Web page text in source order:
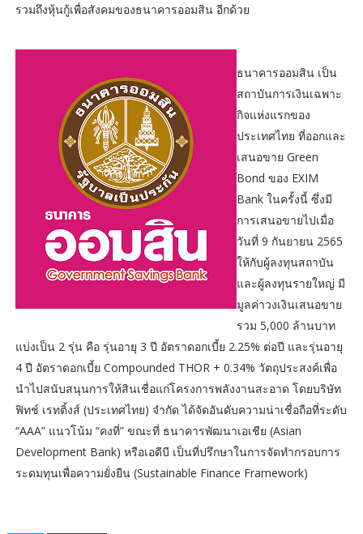
รวมถึงหุ้นกู้เพื่อสังคมของธนาคารออมสิน อีกด้วย
ธนาคารออมสิน เป็น
สถาบันการเงินเฉพาะ
กิจแห่งแรกของ
ประเทศไทย ที่ออกและ
เสนอขาย Green
Bond ของ EXIM
Bank ในครั้งนี้ ซึ่งมี
การเสนอขายไปเมื่อ
วันที่ 9 กันยายน 2565
ให้กับผู้ลงทุนสถาบัน
และผู้ลงทุนรายใหญ่ มี
มูลค่าวงเงินเสนอขาย
รวม 5,000 ล้านบาท
แบ่งเป็น 2 รุ่น คือ รุ่นอายุ 3 ปี อัตราดอกเบี้ย 2.25% ต่อปี และรุ่นอายุ
4 ปี อัตราดอกเบี้ย Compounded THOR + 0.34% วัตถุประสงค์เพื่อ
นำไปสนับสนุนการให้สินเชื่อแก่โครงการพลังงานสะอาด โดยบริษัท
ฟิทช์ เรทติ้งส์ (ประเทศไทย) จำกัด ได้จัดอันดับความน่าเชื่อถือที่ระดับ
“AAA” แนวโน้ม “คงที่” ขณะที่ ธนาคารพัฒนาเอเชีย (Asian
Development Bank) หรือเอดีบี เป็นที่ปรึกษาในการจัดทำกรอบการ
ระดมทุนเพื่อความยั่งยืน (Sustainable Finance Framework)